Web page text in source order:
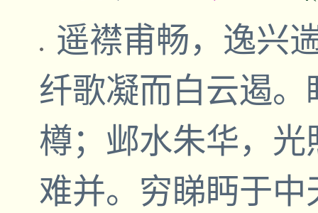
遥襟甫畅，逸兴
纤歌凝而白云遏
樽；邺水朱华，
难并。穷睇眄于